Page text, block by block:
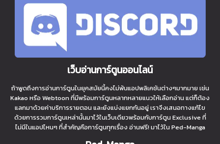
เว็บอ่านการ์ตูนออนไลน์
ถ้าพูดถึงการอ่านการ์ตูนในยุคสมัยนี้คงไม่พ้นแอปพลิเคชันต่างๆมากมาย เช่น
Kakao หรือ Webtoon ที่มีพร้อมการ์ตูนหลากหลายแนวให้เลือกอ่าน แต่ก็ต้อง
แลกมาด้วยค่าบริการรายตอน และยังแบ่งแยกกันอยู่ เราจึงเสนอทางแก้ไข
ด้วยการรวมการ์ตูนเหล่านั้นมาไว้ในเว็บเดียวพร้อมกับการ์ตูน Exclusive ที่
ไม่มีในแอปไหนๆ ที่สำคัญคือการ์ตูนทุกเรื่อง อ่านฟรี! มาไว้ใน Ped-Manga